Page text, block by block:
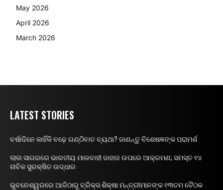
May 2026
April 2026
March 2026
LATEST STORIES
ବର୍ଷାଦିନେ କାହିଁକି ବଢ଼େ ଗଣ୍ଠିବାତ ବ୍ୟଥା? ଜାଣନ୍ତୁ ବିଶେଷଜ୍ଞଙ୍କ ପରାମର୍ଶ
ଲାଲ ସାଗରରେ ଭାରତୀୟ ମାଲବାହୀ ଜାହାଜ ଉପରେ ଆକ୍ରମଣ; ସମସ୍ତ ୧୪
ନାବିକ ସୁରକ୍ଷିତ ଉଦ୍ଧାର
ଭୁବନେଶ୍ୱରରେ ଆଜିଠାରୁ ବ୍ରିକ୍ସ ଶିକ୍ଷା ମନ୍ତ୍ରୀମାନଙ୍କ ୧୩ତମ ବୈଠକ